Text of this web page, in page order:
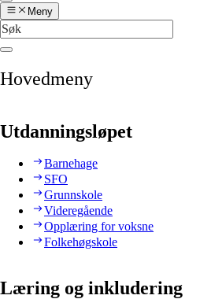
Meny
Hovedmeny
Utdanningsløpet
Barnehage
SFO
Grunnskole
Videregående
Opplæring for voksne
Folkehøgskole
Læring og inkludering